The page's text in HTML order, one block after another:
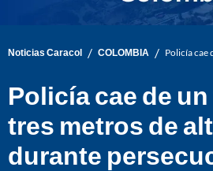
Noticias Caracol / COLOMBIA / Policía cae
Policía cae de
tres metros de
durante